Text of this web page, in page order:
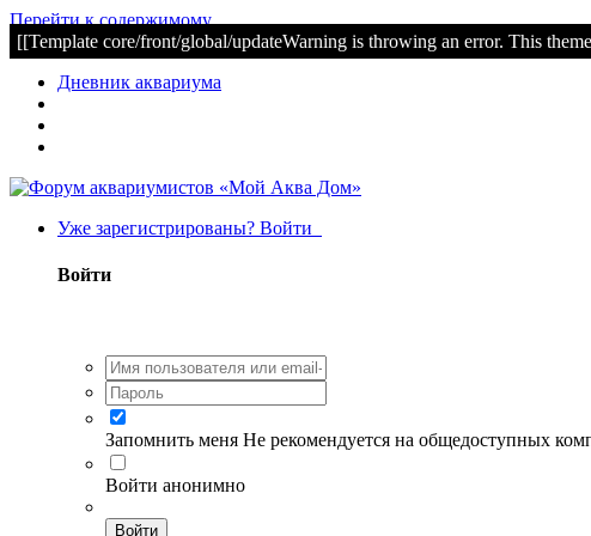
Перейти к содержимому
[[Template core/front/global/updateWarning is throwing an error. This
Дневник аквариума
Уже зарегистрированы? Войти
Войти
Запомнить меня Не рекомендуется на общедоступных
Войти анонимно
Войти